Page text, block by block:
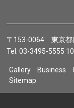
〒153-0064 東京都
Tel. 03-3495-5555
Gallery Business
Sitemap